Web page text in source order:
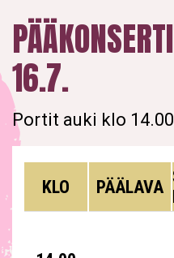
16.7.
Portit auki klo
KLO PÄÄLAVA